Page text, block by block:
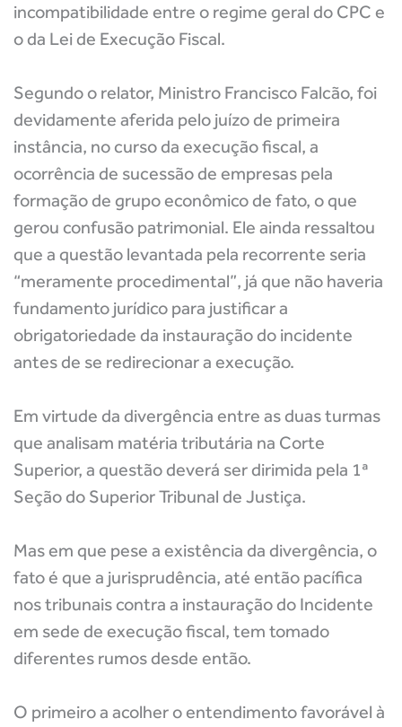
incompatibilidade entre o regime geral do CPC e
o da Lei de Execução Fiscal.
Segundo o relator, Ministro Francisco Falcão, foi
devidamente aferida pelo juízo de primeira
instância, no curso da execução fiscal, a
ocorrência de sucessão de empresas pela
formação de grupo econômico de fato, o que
gerou confusão patrimonial. Ele ainda ressaltou
que a questão levantada pela recorrente seria
“meramente procedimental”, já que não haveria
fundamento jurídico para justificar a
obrigatoriedade da instauração do incidente
antes de se redirecionar a execução.
Em virtude da divergência entre as duas turmas
que analisam matéria tributária na Corte
Superior, a questão deverá ser dirimida pela 1ª
Seção do Superior Tribunal de Justiça.
Mas em que pese a existência da divergência, o
fato é que a jurisprudência, até então pacífica
nos tribunais contra a instauração do Incidente
em sede de execução fiscal, tem tomado
diferentes rumos desde então.
O primeiro a acolher o entendimento favorável à